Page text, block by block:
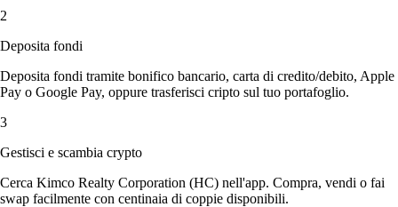
2
Deposita fondi
Deposita fondi tramite bonifico bancario, carta di credito/debito, Apple
Pay o Google Pay, oppure trasferisci cripto sul tuo portafoglio.
3
Gestisci e scambia crypto
Cerca Kimco Realty Corporation (HC) nell'app. Compra, vendi o fai
swap facilmente con centinaia di coppie disponibili.